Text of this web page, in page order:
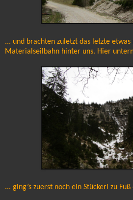
... und brachten zuletzt das letzte
Materialseilbahn hinter uns. Hier
... ging’s zuerst noch ein Stückerl zu Fuß